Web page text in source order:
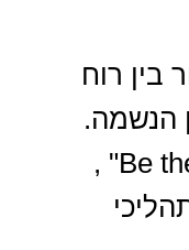
בין רוח
הנשמה.
מפתחת חשיבת "להיות השינוי – Be the change" ,